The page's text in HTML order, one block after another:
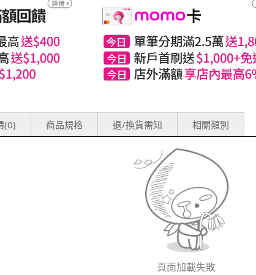
(0) 商品規格 退/換貨需知 相關類別
頁面加載失敗